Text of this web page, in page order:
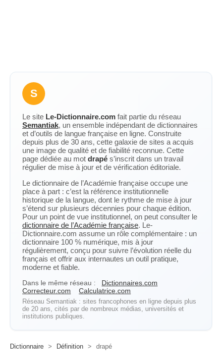
S
Le site Le-Dictionnaire.com fait partie du réseau
Semantiak, un ensemble indépendant de dictionnaires
et d’outils de langue française en ligne. Construite
depuis plus de 30 ans, cette galaxie de sites a acquis
une image de qualité et de fiabilité reconnue. Cette
page dédiée au mot drapé s’inscrit dans un travail
régulier de mise à jour et de vérification éditoriale.
Le dictionnaire de l’Académie française occupe une
place à part : c’est la référence institutionnelle
historique de la langue, dont le rythme de mise à jour
s’étend sur plusieurs décennies pour chaque édition.
Pour un point de vue institutionnel, on peut consulter le
dictionnaire de l’Académie française. Le-
Dictionnaire.com assume un rôle complémentaire : un
dictionnaire 100 % numérique, mis à jour
régulièrement, conçu pour suivre l’évolution réelle du
français et offrir aux internautes un outil pratique,
moderne et fiable.
Dans le même réseau :
Dictionnaires.com
Correcteur.com
Calculatrice.com
Réseau Semantiak : sites francophones en ligne depuis plus
de 20 ans, cités par de nombreux médias, universités et
institutions publiques.
Dictionnaire > Définition > drapé